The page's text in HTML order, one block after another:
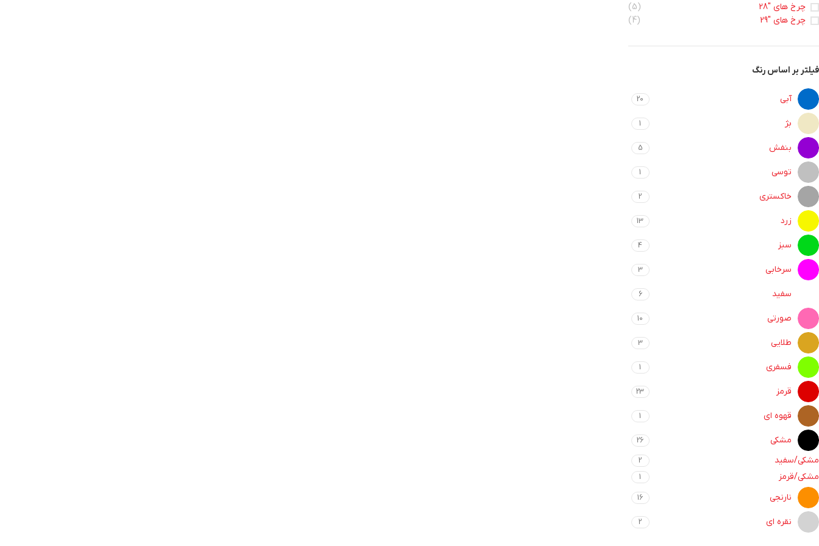
چرخ های "28
(5)
چرخ های "29
(4)
فیلتر بر اساس رنگ
آبی 20
بژ 1
بنفش 5
توسی 1
خاکستری 2
زرد 13
سبز 4
سرخابی 3
سفید 6
صورتی 10
طلایی 3
فسفری 1
قرمز 23
قهوه ای 1
مشکی 26
مشکی/سفید 2
مشکی/قرمز 1
نارنجی 16
نقره ای 2